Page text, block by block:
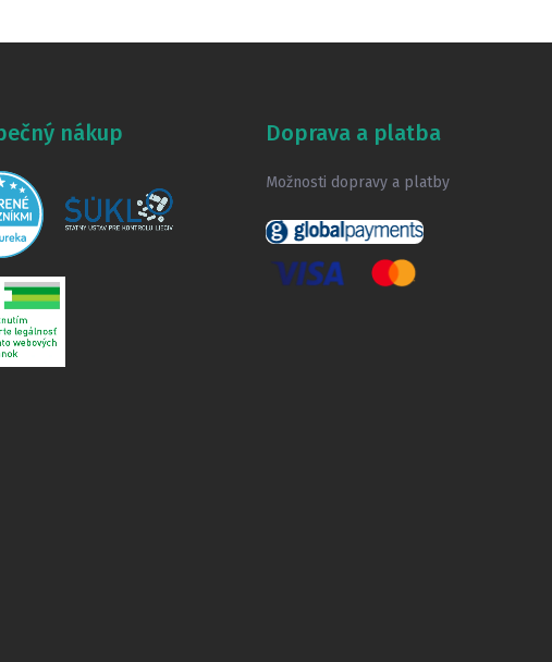
nákup Doprava a platba
Možnosti dopravy a platby